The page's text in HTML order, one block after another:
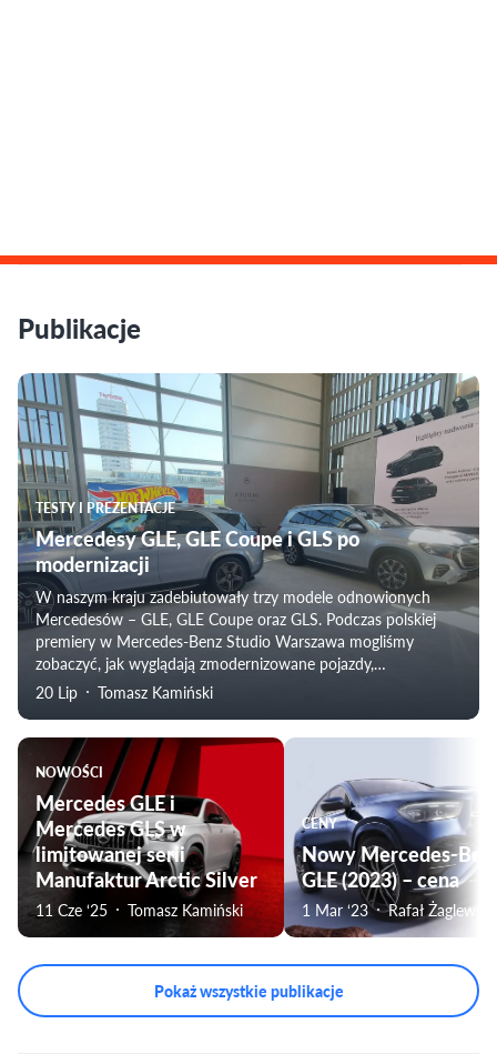
Publikacje
TESTY I PREZENTACJE
Mercedesy GLE, GLE Coupe i GLS po
modernizacji
W naszym kraju zadebiutowały trzy modele odnowionych
Mercedesów – GLE, GLE Coupe oraz GLS. Podczas polskiej
premiery w Mercedes-Benz Studio Warszawa mogliśmy
zobaczyć, jak wyglądają zmodernizowane pojazdy,
dowiedzieliśmy się wszystkiego o wprowadzonych zmianach, a
ponadto poznaliśmy ceny tych nowości.
20 Lip Tomasz Kamiński
NOWOŚCI
Mercedes GLE i
Mercedes GLS w
limitowanej serii
Manufaktur Arctic Silver
11 Cze ‘25 Tomasz Kamiński
CENY
Nowy Mercedes-
GLE (2023) – cena
1 Mar ‘23 Rafał Żaglewski
Pokaż wszystkie publikacje